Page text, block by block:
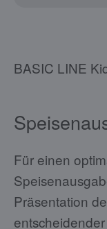
BASIC LINE
Für einen
Präsentation